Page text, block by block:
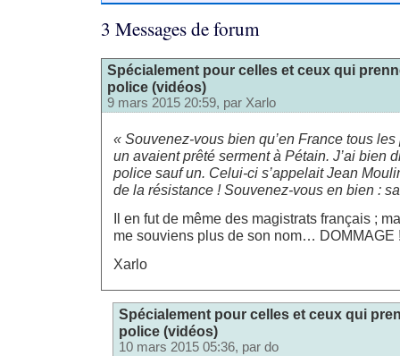
3 Messages de forum
Spécialement pour celles et ceux qui
police (vidéos)
9 mars 2015 20:59, par Xarlo
« Souvenez-vous bien qu’en France tous
un avaient prêté serment à Pétain. J’ai bien
police sauf un. Celui-ci s’appelait Jean
de la résistance ! Souvenez-vous en bien :
Il en fut de même des magistrats français ;
me souviens plus de son nom… DOMMAGE
Xarlo
Spécialement pour celles et ceux qui
police (vidéos)
10 mars 2015 05:36, par do